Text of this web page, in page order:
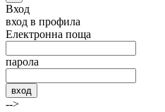
Вход
вход в профила
Електронна поща
парола
вход
-->